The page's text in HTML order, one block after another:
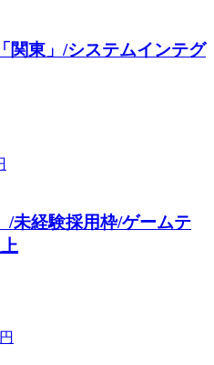
関東」/システムインテグ
/未経験採用枠/ゲームテ